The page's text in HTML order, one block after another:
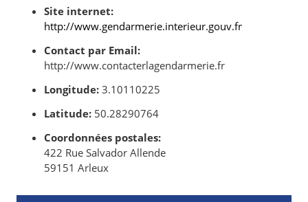
Site internet:
http://www.gendarmerie.interieur.gouv.fr
Contact par Email:
http://www.contacterlagendarmerie.fr
Longitude: 3.10110225
Latitude: 50.28290764
Coordonnées postales:
422 Rue Salvador Allende
59151 Arleux